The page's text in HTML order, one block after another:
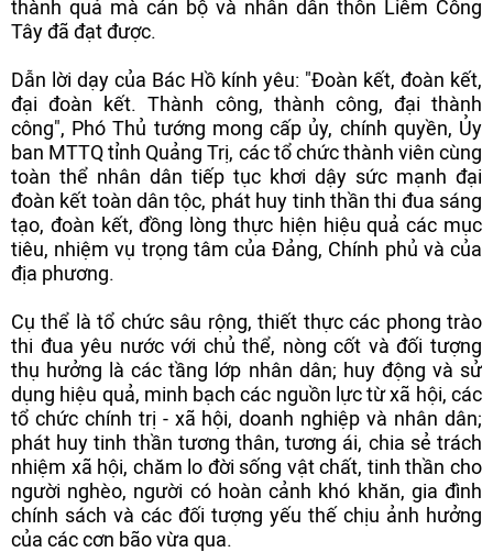
thành quả mà cán bộ và nhân dân thôn Liêm Công
Tây đã đạt được.
Dẫn lời dạy của Bác Hồ kính yêu: "Đoàn kết, đoàn kết,
đại đoàn kết. Thành công, thành công, đại thành
công", Phó Thủ tướng mong cấp ủy, chính quyền, Ủy
ban MTTQ tỉnh Quảng Trị, các tổ chức thành viên cùng
toàn thể nhân dân tiếp tục khơi dậy sức mạnh đại
đoàn kết toàn dân tộc, phát huy tinh thần thi đua sáng
tạo, đoàn kết, đồng lòng thực hiện hiệu quả các mục
tiêu, nhiệm vụ trọng tâm của Đảng, Chính phủ và của
địa phương.
Cụ thể là tổ chức sâu rộng, thiết thực các phong trào
thi đua yêu nước với chủ thể, nòng cốt và đối tượng
thụ hưởng là các tầng lớp nhân dân; huy động và sử
dụng hiệu quả, minh bạch các nguồn lực từ xã hội, các
tổ chức chính trị - xã hội, doanh nghiệp và nhân dân;
phát huy tinh thần tương thân, tương ái, chia sẻ trách
nhiệm xã hội, chăm lo đời sống vật chất, tinh thần cho
người nghèo, người có hoàn cảnh khó khăn, gia đình
chính sách và các đối tượng yếu thế chịu ảnh hưởng
của các cơn bão vừa qua.